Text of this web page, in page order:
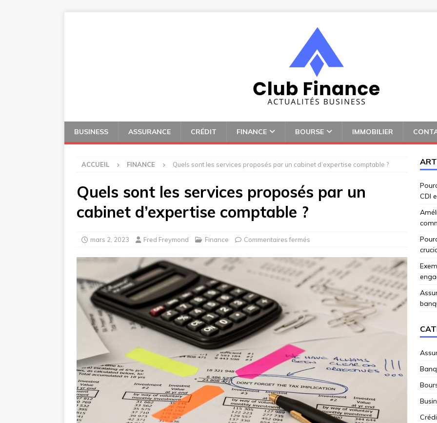
BUSINESS ASSURANCE CRÉDIT FINANCE BOURSE IMMOBILIER
ACCUEIL FINANCE Quels sont les services proposés par un cabinet d’expertise comptable ?
Quels sont les services proposés par un
cabinet d’expertise comptable ?
mars 2, 2023 Fred Freymond Finance Commentaires fermés
CDI